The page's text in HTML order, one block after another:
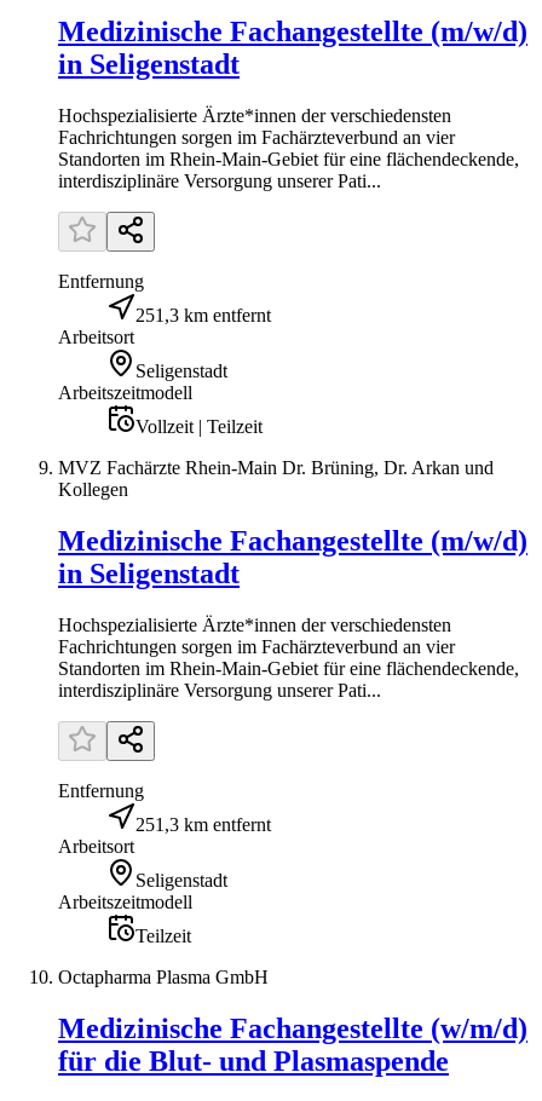
Medizinische Fachangestellte (m/w/d)
in Seligenstadt
Hochspezialisierte Ärzte*innen der verschiedensten
Fachrichtungen sorgen im Fachärzteverbund an vier
Standorten im Rhein-Main-Gebiet für eine flächendeckende,
interdisziplinäre Versorgung unserer Pati...
Entfernung
251,3 km entfernt
Arbeitsort
Seligenstadt
Arbeitszeitmodell
Vollzeit | Teilzeit
MVZ Fachärzte Rhein-Main Dr. Brüning, Dr. Arkan und
Kollegen
Medizinische Fachangestellte (m/w/d)
in Seligenstadt
Hochspezialisierte Ärzte*innen der verschiedensten
Fachrichtungen sorgen im Fachärzteverbund an vier
Standorten im Rhein-Main-Gebiet für eine flächendeckende,
interdisziplinäre Versorgung unserer Pati...
Entfernung
251,3 km entfernt
Arbeitsort
Seligenstadt
Arbeitszeitmodell
Teilzeit
Octapharma Plasma GmbH
Medizinische Fachangestellte (w/m/d)
für die Blut- und Plasmaspende